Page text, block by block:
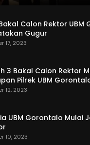
Calon Rektor UBM
Gugur
17, 2023
3 Bakal Calon Rektor
Pilrek UBM
12, 2023
UBM Gorontalo Mulai
10, 2023